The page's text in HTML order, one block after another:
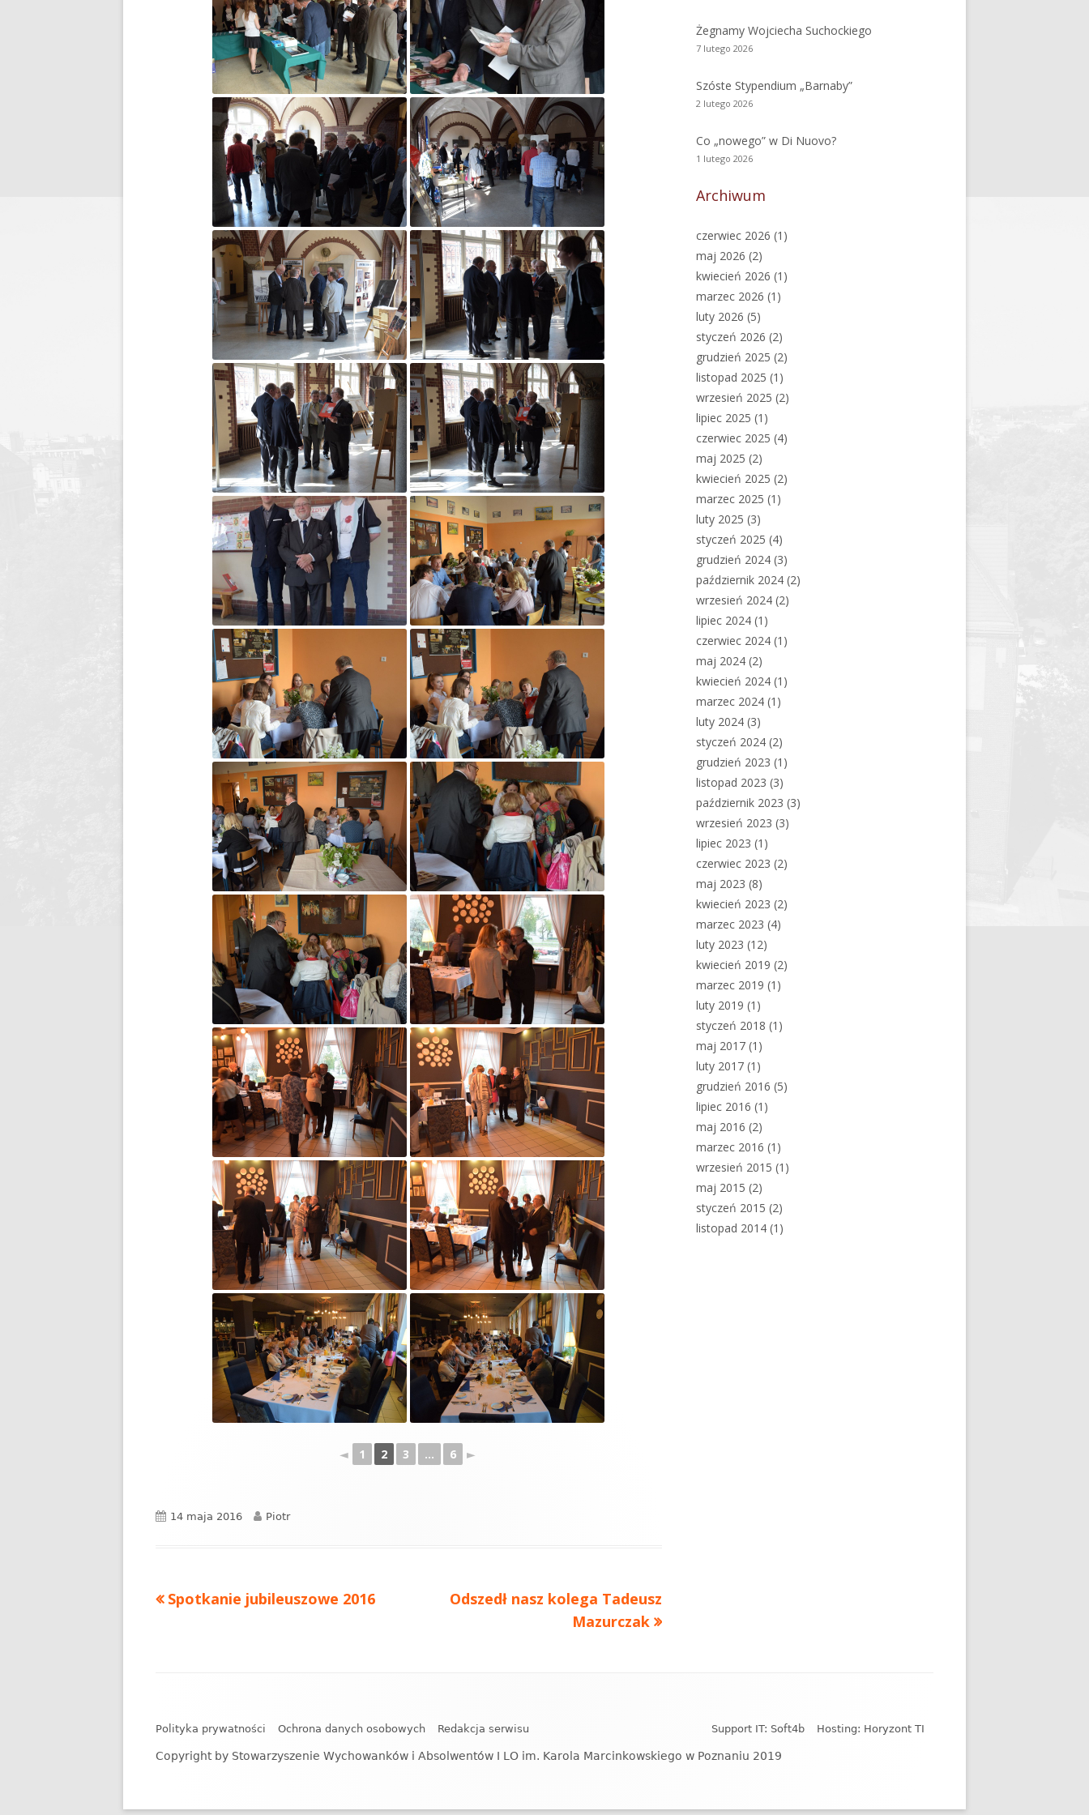
◄ 1 2 3 ... 6 ►
Opublikowano
14 maja 2016 Autor
Piotr
Nawigacja
Poprzedni
Spotkanie jubileuszowe 2016
Następny
Odszedł nasz kolega Tadeusz
Mazurczak
Żegnamy Wojciecha Suchockiego
7 lutego 2026
Szóste Stypendium „Barnaby”
2 lutego 2026
Co „nowego” w Di Nuovo?
1 lutego 2026
Archiwum
czerwiec 2026 (1)
maj 2026 (2)
kwiecień 2026 (1)
marzec 2026 (1)
luty 2026 (5)
styczeń 2026 (2)
grudzień 2025 (2)
listopad 2025 (1)
wrzesień 2025 (2)
lipiec 2025 (1)
czerwiec 2025 (4)
maj 2025 (2)
kwiecień 2025 (2)
marzec 2025 (1)
luty 2025 (3)
styczeń 2025 (4)
grudzień 2024 (3)
październik 2024 (2)
wrzesień 2024 (2)
lipiec 2024 (1)
czerwiec 2024 (1)
maj 2024 (2)
kwiecień 2024 (1)
marzec 2024 (1)
luty 2024 (3)
styczeń 2024 (2)
grudzień 2023 (1)
listopad 2023 (3)
październik 2023 (3)
wrzesień 2023 (3)
lipiec 2023 (1)
czerwiec 2023 (2)
maj 2023 (8)
kwiecień 2023 (2)
marzec 2023 (4)
luty 2023 (12)
kwiecień 2019 (2)
marzec 2019 (1)
luty 2019 (1)
styczeń 2018 (1)
maj 2017 (1)
luty 2017 (1)
grudzień 2016 (5)
lipiec 2016 (1)
maj 2016 (2)
marzec 2016 (1)
wrzesień 2015 (1)
maj 2015 (2)
styczeń 2015 (2)
listopad 2014 (1)
stopki
Polityka prywatności Ochrona danych osobowych Redakcja serwisu Support IT: Soft4b Hosting: Horyzont TI
Copyright by Stowarzyszenie Wychowanków i Absolwentów I LO im. Karola Marcinkowskiego w Poznaniu 2019